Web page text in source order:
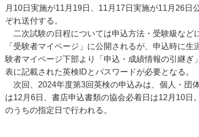
月10日実施が11月19日、11月17日実施が11月26
ぞれ送付する。
二次試験の日程については申込方法・受験級など
「受験者マイページ」に公開されるが、申込時に
験者マイページ下部より「申込・成績情報の引継
表に記載された英検IDとパスワードが必要となる。
次回、2024年度第3回英検の申込みは、個人・団
は12月6日、書店申込書類の協会必着日は12月10日
のうちの指定日で行われる。